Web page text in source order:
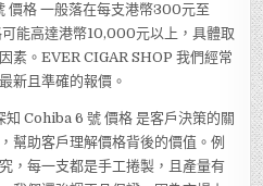
價格 一般落在每支港幣300元至
能高達港幣10,000元以上，具體取
素。EVER CIGAR SHOP 我們經常
新且準確的報價。
Cohiba 6 號 價格 是客戶決策的關
幫助客戶理解價格背後的價值。例
，每一支都是手工捲製，且產量有